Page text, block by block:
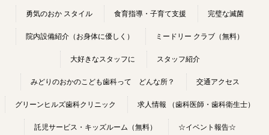
勇気のおか スタイル 食育指導・子育て支援 完璧な滅菌
院内設備紹介（お身体に優しく） ミードリー クラブ（無料）
大好きなスタッフに スタッフ紹介
みどりのおかのこども歯科って どんな所？ 交通アクセス
グリーンヒルズ歯科クリニック 求人情報 （歯科医師・歯科衛生士）
託児サービス・キッズルーム（無料） ☆イベント報告☆